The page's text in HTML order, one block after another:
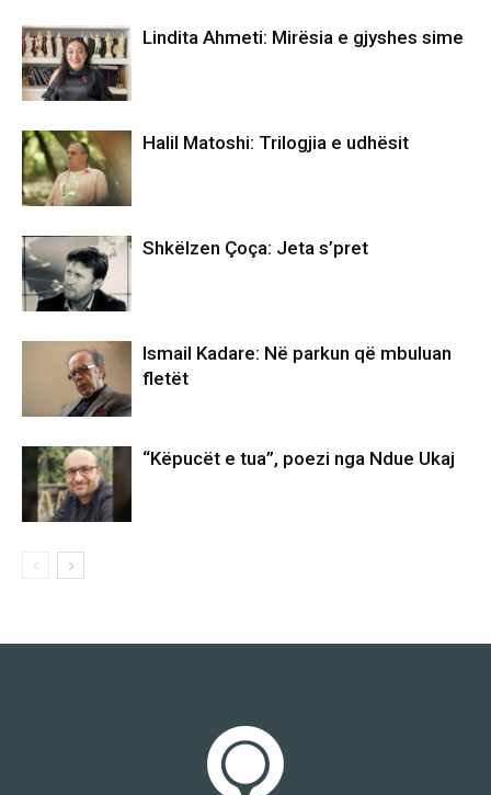
Lindita Ahmeti: Mirësia e gjyshes sime
Halil Matoshi: Trilogjia e udhësit
Shkëlzen Çoça: Jeta s’pret
Ismail Kadare: Në parkun që mbuluan
fletët
“Këpucët e tua”, poezi nga Ndue Ukaj